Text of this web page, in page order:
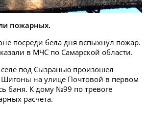
пожарных.
посреди бела дня вспыхнул пожар.
в МЧС по Самарской области.
под Сызранью произошел
Шигоны на улице Почтовой в первом
баня. К дому №99 по тревоге
расчета.